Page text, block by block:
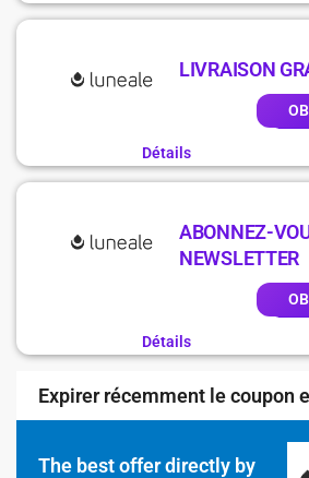
LIVRAISON
Détails
ABONNEZ-
NEWSLETTER
Détails
Expirer récemment le coupon
The best offer directly by